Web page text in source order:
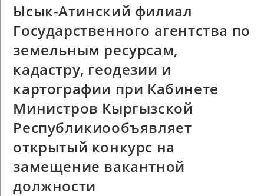
Ысык-Атинский филиал
Государственного агентства по
земельным ресурсам,
кадастру, геодезии и
картографии при Кабинете
Министров Кыргызской
Республикиообъявляет
открытый конкурс на
замещение вакантной
должности